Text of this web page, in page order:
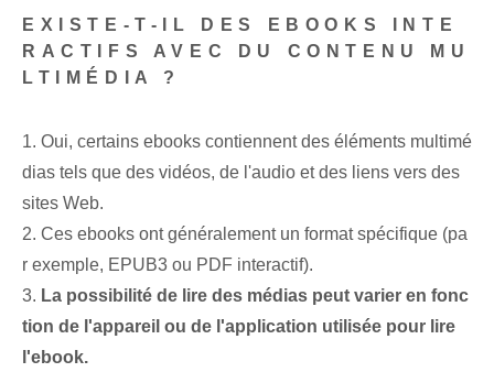
EXISTE-T-IL DES EBOOKS INTE
RACTIFS AVEC DU CONTENU MU
LTIMÉDIA ?
1. Oui, certains ebooks contiennent des éléments multimé
dias tels que des vidéos, de l'audio et des liens vers des
sites Web.
2. Ces ebooks ont généralement un format spécifique (pa
r exemple, EPUB3 ou PDF interactif).
3. La possibilité de lire des médias peut varier en fonc
tion de l'appareil ou de l'application utilisée pour lire
l'ebook.